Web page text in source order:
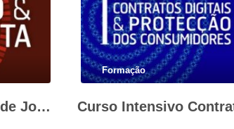
II Curso Intensivo de Jogo e Aposta
Formação